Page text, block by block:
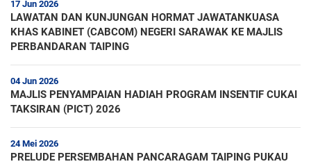
17 Jun 2026
LAWATAN DAN KUNJUNGAN HORMAT JAWATANKUASA
KHAS KABINET (CABCOM) NEGERI SARAWAK KE MAJLIS
PERBANDARAN TAIPING
04 Jun 2026
MAJLIS PENYAMPAIAN HADIAH PROGRAM INSENTIF CUKAI
TAKSIRAN (PICT) 2026
24 Mei 2026
PRELUDE PERSEMBAHAN PANCARAGAM TAIPING PUKAU